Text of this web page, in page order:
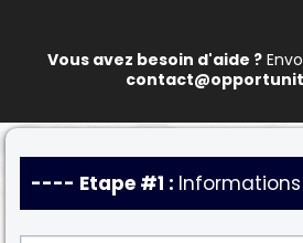
Vous avez besoin d'aide ?
---- Etape #1 :